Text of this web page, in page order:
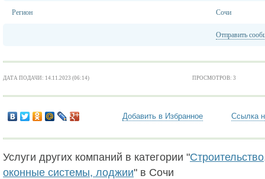
Регион Сочи
Отправить
ДАТА ПОДАЧИ: 14.11.2023 (06:14) ПРОСМОТРОВ: 3
Добавить в Избранное Ссылка
Услуги других компаний в категории "
оконные системы, лоджии" в Сочи